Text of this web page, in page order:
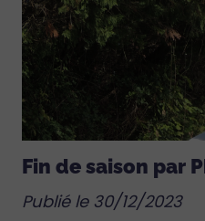
Fin de saison par
Publié le 30/12/2023